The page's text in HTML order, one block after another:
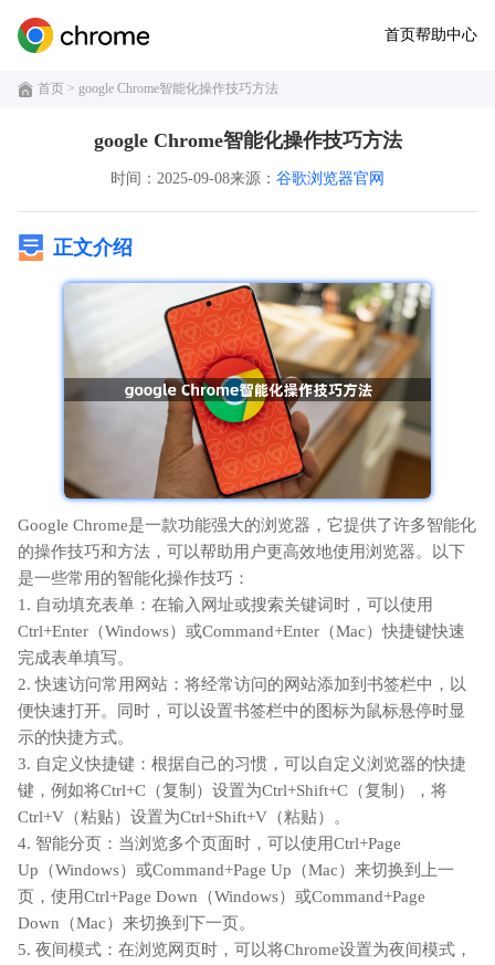
首页帮助中心
首页 > google Chrome智能化操作技巧方法
google Chrome智能化操作技巧方法
时间：2025-09-08来源： 谷歌浏览器官网
正文介绍
Google Chrome是一款功能强大的浏览器，它提供了许多智能化
的操作技巧和方法，可以帮助用户更高效地使用浏览器。以下
是一些常用的智能化操作技巧：
1. 自动填充表单：在输入网址或搜索关键词时，可以使用
Ctrl+Enter（Windows）或Command+Enter（Mac）快捷键快速
完成表单填写。
2. 快速访问常用网站：将经常访问的网站添加到书签栏中，以
便快速打开。同时，可以设置书签栏中的图标为鼠标悬停时显
示的快捷方式。
3. 自定义快捷键：根据自己的习惯，可以自定义浏览器的快捷
键，例如将Ctrl+C（复制）设置为Ctrl+Shift+C（复制），将
Ctrl+V（粘贴）设置为Ctrl+Shift+V（粘贴）。
4. 智能分页：当浏览多个页面时，可以使用Ctrl+Page
Up（Windows）或Command+Page Up（Mac）来切换到上一
页，使用Ctrl+Page Down（Windows）或Command+Page
Down（Mac）来切换到下一页。
5. 夜间模式：在浏览网页时，可以将Chrome设置为夜间模式，